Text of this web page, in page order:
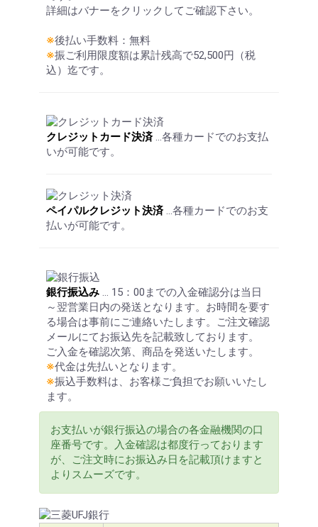
詳細はバナーをクリックしてご確認下さい。
※後払い手数料：無料
※振ご利用限度額は累計残高で52,500円（税
込）迄です。
クレジットカード決済…各種カードでのお支払
いが可能です。
ペイパルクレジット決済…各種カードでのお支
払いが可能です。
銀行振込み … 15：00までの入金確認分は当日
～翌営業日内の発送となります。お時間を要す
る場合は事前にご連絡いたします。ご注文確認
メールにてお振込先を記載致しております。
ご入金を確認次第、商品を発送いたします。
※代金は先払いとなります。
※振込手数料は、お客様ご負担でお願いいたし
ます。
お支払いが銀行振込の場合の各金融機関の口
座番号です。入金確認は都度行っております
が、ご注文時にお振込み日を記載頂けますと
よりスムーズです。